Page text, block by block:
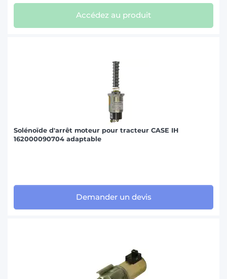
Accédez au produit
Solénoïde d'arrêt moteur pour tracteur CASE IH
162000090704 adaptable
Demander un devis